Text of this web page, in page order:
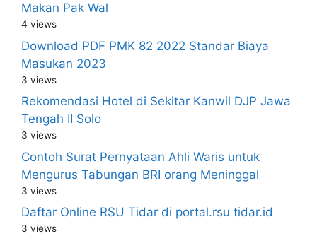
Makan Pak Wal
4 views
Download PDF PMK 82 2022 Standar Biaya
Masukan 2023
3 views
Rekomendasi Hotel di Sekitar Kanwil DJP Jawa
Tengah II Solo
3 views
Contoh Surat Pernyataan Ahli Waris untuk
Mengurus Tabungan BRI orang Meninggal
3 views
Daftar Online RSU Tidar di portal.rsu tidar.id
3 views